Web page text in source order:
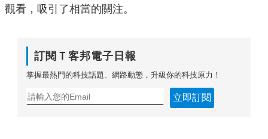
觀看，吸引了相當的關注。
訂閱Ｔ客邦電子日報
掌握最熱門的科技話題、網路動態，升級你的科技原力！
立即訂閱